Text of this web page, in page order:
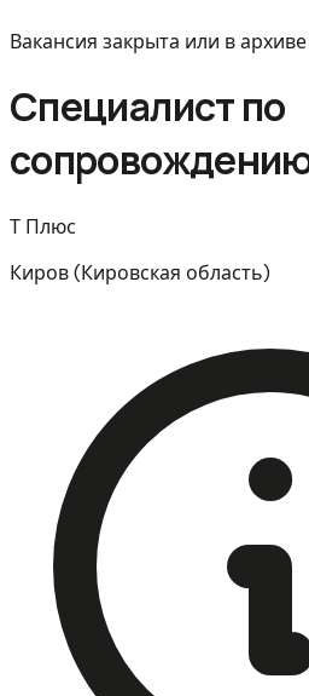
Вакансия закрыта или в архиве
Специалист по
Т Плюс
Киров (Кировская область)